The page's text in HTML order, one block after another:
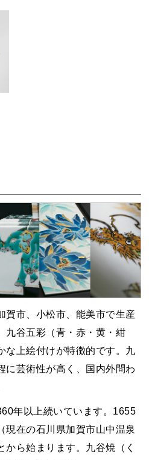
賀市、小松市、能美市で生産
九谷五彩（青・赤・黄・紺
な上絵付けが特徴的です。九
に芸術性が高く、国内外問わ
年以上続いています。1655
現在の石川県加賀市山中温泉
から始まります。九谷焼（く